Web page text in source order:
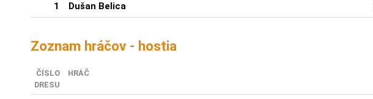
1 Dušan Belica
Zoznam hráčov - hostia
ČÍSLO
DRESU
HRÁČ